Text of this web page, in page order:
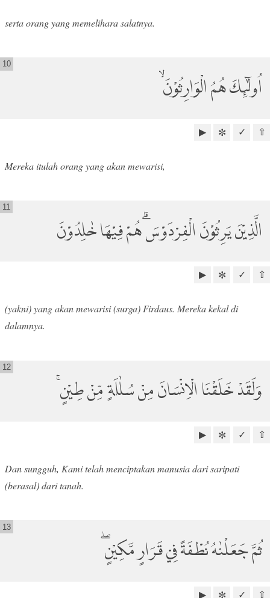
serta orang yang memelihara salatnya.
اُولٰۤىِٕكَ هُمُ الْوَارِثُوْنَ ۙ
10
⇧
✓
✼
▶
Mereka itulah orang yang akan mewarisi,
الَّذِيْنَ يَرِثُوْنَ الْفِرْدَوْسَۗ هُمْ فِيْهَا خٰلِدُوْنَ
11
⇧
✓
✼
▶
(yakni) yang akan mewarisi (surga) Firdaus. Mereka kekal di
dalamnya.
وَلَقَدْ خَلَقْنَا الْاِنْسَانَ مِنْ سُلٰلَةٍ مِّنْ طِيْنٍ ۚ
12
⇧
✓
✼
▶
Dan sungguh, Kami telah menciptakan manusia dari saripati
(berasal) dari tanah.
ثُمَّ جَعَلْنٰهُ نُطْفَةً فِيْ قَرَارٍ مَّكِيْنٍ ۖ
13
⇧
✓
✼
▶